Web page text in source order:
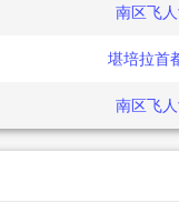
南区飞
堪培拉首
南区飞